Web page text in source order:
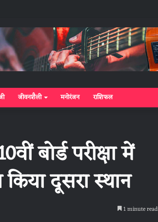
जीवनशैली मनोरंजन राशिफल
बोर्ड परीक्षा में
दूसरा स्थान
1 minute read